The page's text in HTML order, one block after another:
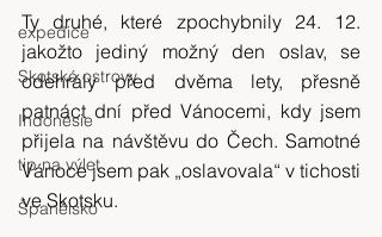
expedice
Skotské ostrovy
Indonésie
tip na výlet
Španělsko
Ty druhé, které zpochybnily 24. 12.
jakožto jediný možný den oslav, se
odehrály před dvěma lety, přesně
patnáct dní před Vánocemi, kdy jsem
přijela na návštěvu do Čech. Samotné
Vánoce jsem pak „oslavovala“ v tichosti
ve Skotsku.